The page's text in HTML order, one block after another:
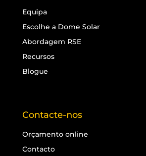
Equipa
Escolhe a Dome Solar
Abordagem RSE
Recursos
Blogue
Contacte-nos
Orçamento online
Contacto